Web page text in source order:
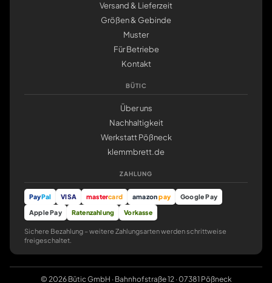
Versand & Lieferzeit
Größen & Gebinde
Muster
Für Betriebe
Kontakt
BÜTIC
Über uns
Nachhaltigkeit
Werkstatt Pößneck
klemmbrett.de
ZAHLUNG
PayPal VISA mastercard amazonpay
Google Pay
Apple Pay
Ratenzahlung Vorkasse
Sichere Bezahlung – weitere Zahlungsarten werden schrittweise
freigeschaltet.
© 2026 Bütic GmbH · Bahnhofstraße 12 · 07381 Pößneck